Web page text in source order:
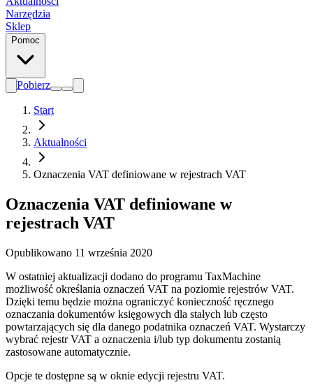
Narzędzia
Sklep
Pomoc
Pobierz
Start
Aktualności
Oznaczenia VAT definiowane w rejestrach VAT
Oznaczenia VAT definiowane w
rejestrach VAT
Opublikowano 11 września 2020
W ostatniej aktualizacji dodano do programu TaxMachine
możliwość określania oznaczeń VAT na poziomie rejestrów VAT.
Dzięki temu będzie można ograniczyć konieczność ręcznego
oznaczania dokumentów księgowych dla stałych lub często
powtarzających się dla danego podatnika oznaczeń VAT. Wystarczy
wybrać rejestr VAT a oznaczenia i/lub typ dokumentu zostanią
zastosowane automatycznie.
Opcje te dostępne są w oknie edycji rejestru VAT.